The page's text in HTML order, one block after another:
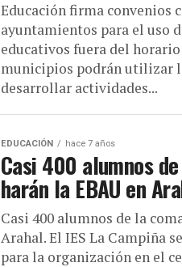
Educación firma convenios
ayuntamientos para el uso
educativos fuera del
municipios podrán utilizar
desarrollar actividades...
EDUCACIÓN hace 7 años
Casi 400 alumnos
harán la EBAU en
Casi 400 alumnos de la
Arahal. El IES La Campiña
para la organización en el